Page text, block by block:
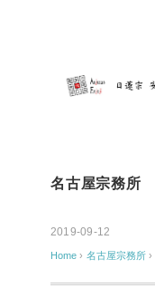
名古屋宗務所
2019-09-12
Home › 名古屋宗務所 ›